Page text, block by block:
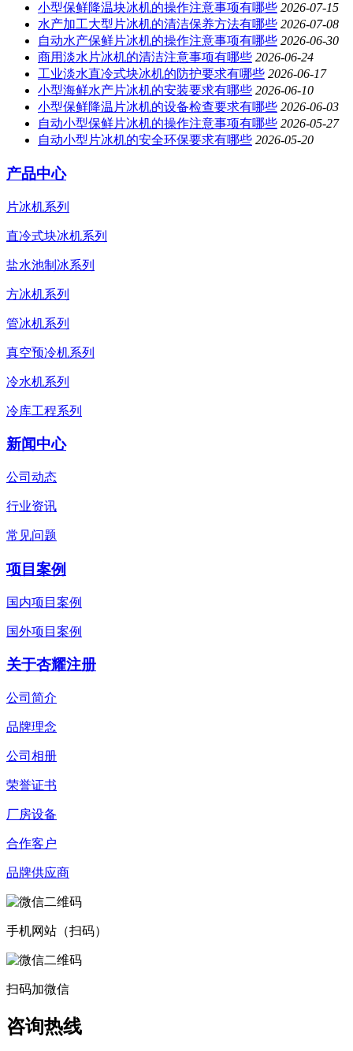
小型保鲜降温块冰机的操作注意事项有哪些 2026-07-15
水产加工大型片冰机的清洁保养方法有哪些 2026-07-08
自动水产保鲜片冰机的操作注意事项有哪些 2026-06-30
商用淡水片冰机的清洁注意事项有哪些 2026-06-24
工业淡水直冷式块冰机的防护要求有哪些 2026-06-17
小型海鲜水产片冰机的安装要求有哪些 2026-06-10
小型保鲜降温片冰机的设备检查要求有哪些 2026-06-03
自动小型保鲜片冰机的操作注意事项有哪些 2026-05-27
自动小型片冰机的安全环保要求有哪些 2026-05-20
产品中心
片冰机系列
直冷式块冰机系列
盐水池制冰系列
方冰机系列
管冰机系列
真空预冷机系列
冷水机系列
冷库工程系列
新闻中心
公司动态
行业资讯
常见问题
项目案例
国内项目案例
国外项目案例
关于杏耀注册
公司简介
品牌理念
公司相册
荣誉证书
厂房设备
合作客户
品牌供应商
手机网站（扫码）
扫码加微信
咨询热线